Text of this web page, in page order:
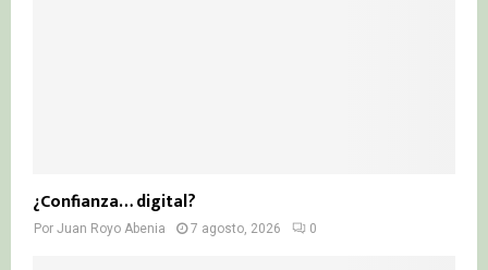
¿Confianza… digital?
Por Juan Royo Abenia 7 agosto, 2026 0